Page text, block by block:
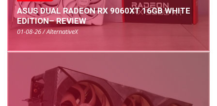
ASUS DUAL RADEON RX 9060XT 16GB WHITE
EDITION– REVIEW
01-08-26 / AlternativeX